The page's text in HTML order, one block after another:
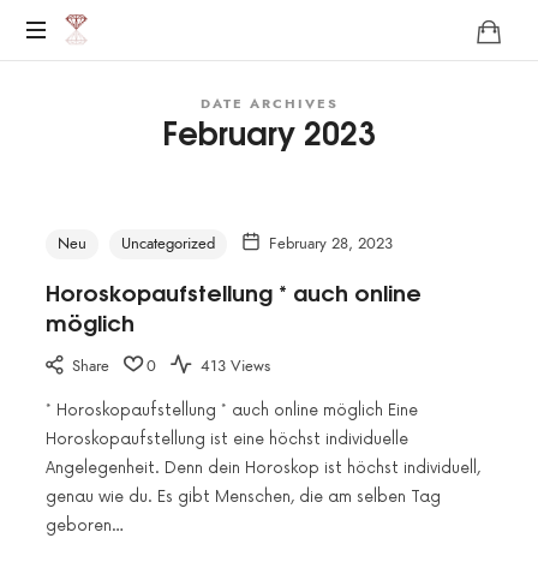
http://karen-
DATE ARCHIVES
February 2023
Neu Uncategorized February 28, 2023
Horoskopaufstellung * auch online
möglich
Share 0 413 Views
* Horoskopaufstellung * auch online möglich Eine
Horoskopaufstellung ist eine höchst individuelle
Angelegenheit. Denn dein Horoskop ist höchst individuell,
genau wie du. Es gibt Menschen, die am selben Tag
geboren…